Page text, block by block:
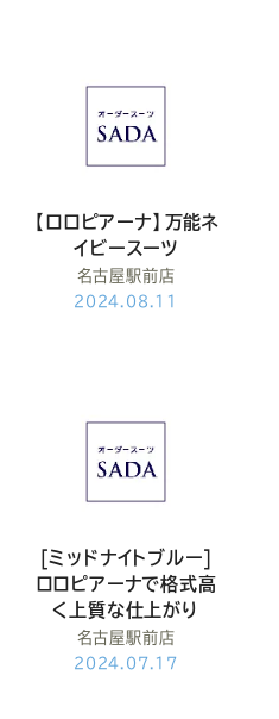
【ロロピアーナ】万能ネ
イビースーツ
名古屋駅前店
2024.08.11
[ミッドナイトブルー]
ロロピアーナで格式高
く上質な仕上がり
名古屋駅前店
2024.07.17